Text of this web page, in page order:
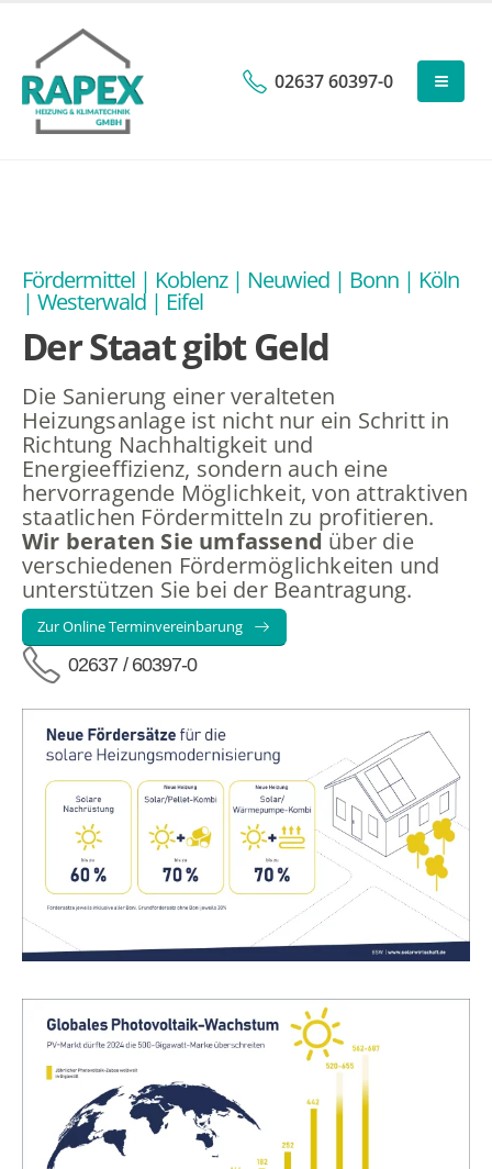
02637 60397-0
Fördermittel | Koblenz | Neuwied | Bonn | Köln
| Westerwald | Eifel
Der Staat gibt Geld
Die Sanierung einer veralteten
Heizungsanlage ist nicht nur ein Schritt in
Richtung Nachhaltigkeit und
Energieeffizienz, sondern auch eine
hervorragende Möglichkeit, von attraktiven
staatlichen Fördermitteln zu profitieren.
Wir beraten Sie umfassend über die
verschiedenen Fördermöglichkeiten und
unterstützen Sie bei der Beantragung.
Zur Online Terminvereinbarung
02637 / 60397-0